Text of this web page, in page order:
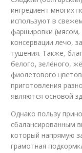
ингредиент многих
используют в
фаршировки (мясом,
консервации лечо,
тушения. Также,
белого, зелёного,
фиолетового
приготовления
являются основой
Однако пользу
сбалансированным
который напрямую
грамотная